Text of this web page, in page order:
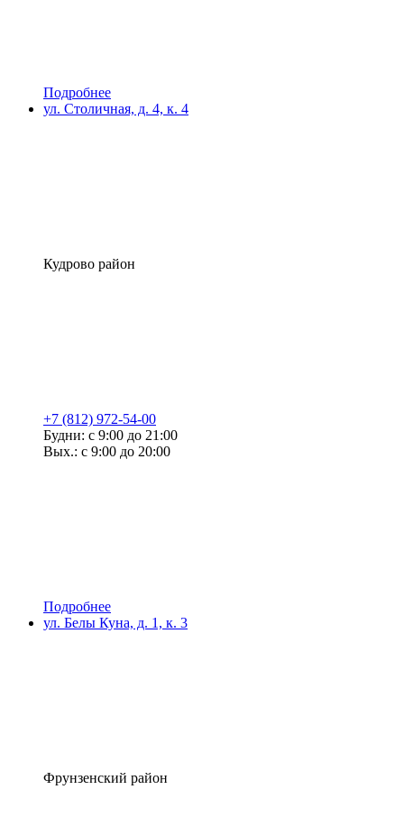
Подробнее
ул. Столичная, д. 4, к. 4
Кудрово район
+7 (812) 972-54-00
Будни: с 9:00 до 21:00
Вых.: с 9:00 до 20:00
Подробнее
ул. Белы Куна, д. 1, к. 3
Фрунзенский район